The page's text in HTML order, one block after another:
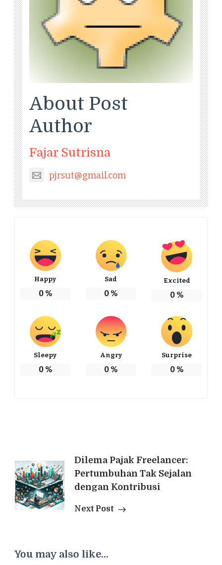
About Post
Author
Fajar Sutrisna
pjrsut@gmail.com
Happy
0%
Sad
0 %
Excited
0 %
Sleepy
0%
Angry
0 %
Surprise
0 %
Post
Navigation
Dilema Pajak Freelancer:
Pertumbuhan Tak Sejalan
dengan Kontribusi
Next Post
You may also like...